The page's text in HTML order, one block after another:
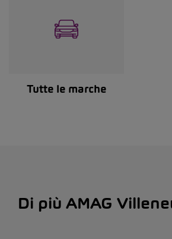
Tutte le marche
Di più AMAG